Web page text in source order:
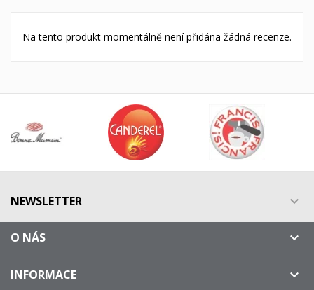
Na tento produkt momentálně není přidána žádná recenze.
NEWSLETTER 
O NÁS 
INFORMACE 